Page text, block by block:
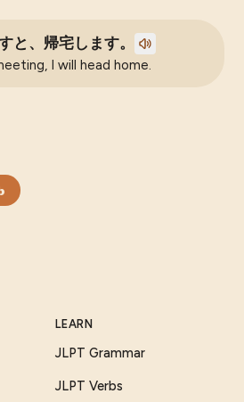
と、帰宅します。
I will head home.
LEARN
JLPT Grammar
JLPT Verbs